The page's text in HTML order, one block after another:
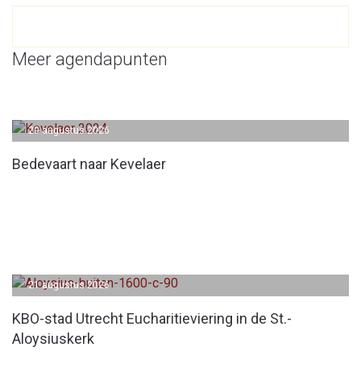
Meer agendapunten
Bedevaart naar Kevelaer
20 augustus 2026
KBO-stad Utrecht Eucharitieviering in de St.-
Aloysiuskerk
21 augustus 2026